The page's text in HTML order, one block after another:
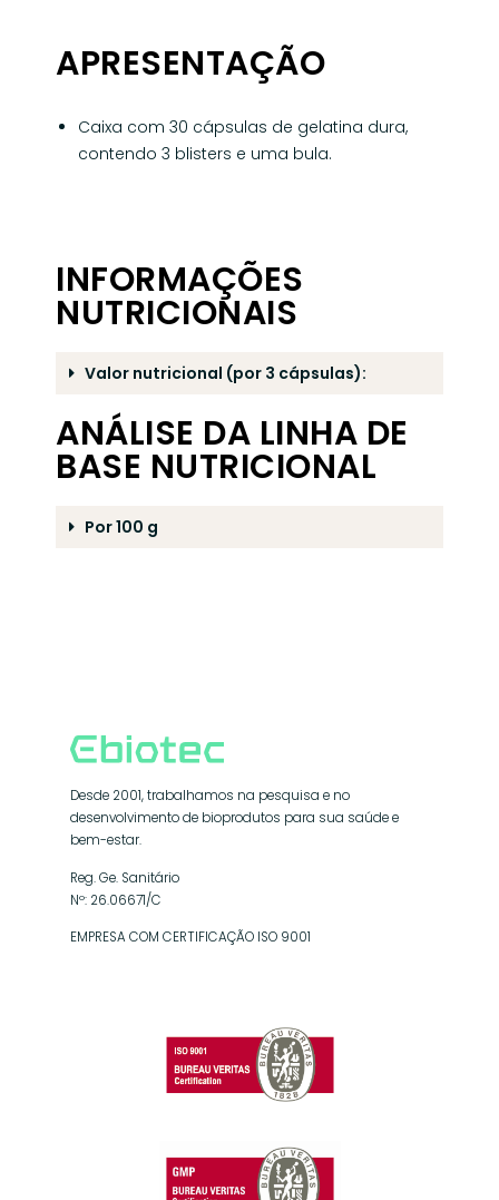
APRESENTAÇÃO
Caixa com 30 cápsulas de gelatina dura,
contendo 3 blisters e uma bula.
INFORMAÇÕES
NUTRICIONAIS
Valor nutricional (por 3 cápsulas):
ANÁLISE DA LINHA DE
BASE NUTRICIONAL
Por 100 g
Desde 2001, trabalhamos na pesquisa e no
desenvolvimento de bioprodutos para sua saúde e
bem-estar.
Reg. Ge. Sanitário
Nº: 26.06671/C
EMPRESA COM CERTIFICAÇÃO ISO 9001